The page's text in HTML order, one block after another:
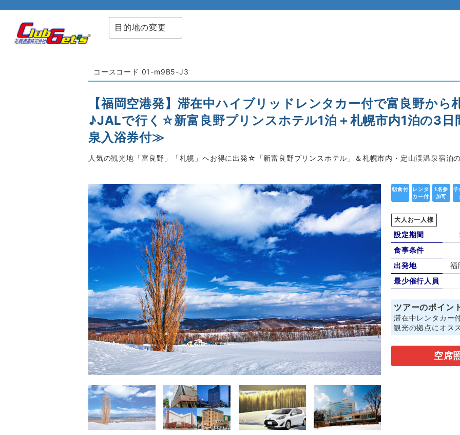
目的地の変更
コースコード 01-m9B5-J3
【福岡空港発】滞在中ハイブリッドレンタカー付で富良野から
♪JALで行く☆新富良野プリンスホテル1泊＋札幌市内1泊の3
泉入浴券付≫
人気の観光地「富良野」「札幌」へお得に出発☆「新富良野プリンスホテル」＆札幌市内・定山渓温泉宿泊の
朝食付
レンタ
カー付
1名参
加可
子
大人お一人様
設定期間
食事条件
出発地
福
最少催行人員
ツアーのポイン
滞在中レンタカー
観光の拠点にオス
空席